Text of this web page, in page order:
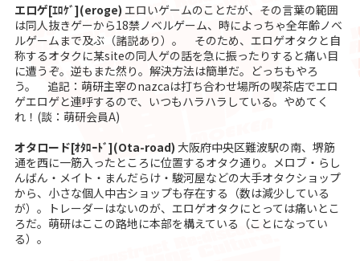
エロゲ[ｴﾛｹﾞ](eroge) エロいゲームのことだが、その言葉の範囲
は同人抜きゲーから18禁ノベルゲーム、時によっちゃ全年齢ノベ
ルゲームまで及ぶ（諸説あり）。 そのため、エロゲオタクと自
称するオタクに某siteの同人ゲの話を急に振ったりすると痛い目
に遭うぞ。逆もまた然り。解決方法は簡単だ。どっちもやろ
う。 追記：萌研主宰のnazcaは打ち合わせ場所の喫茶店でエロ
ゲエロゲと連呼するので、いつもハラハラしている。やめてく
れ！(談：萌研会員A)
オタロード[ｵﾀﾛｰﾄﾞ](Ota-road)大阪府中央区難波駅の南、堺筋
通を西に一筋入ったところに位置するオタク通り。メロブ・らし
んばん・メイト・まんだらけ・駿河屋などの大手オタクショップ
から、小さな個人中古ショップも存在する（数は減少している
が）。トレーダーはないのが、エロゲオタクにとっては痛いとこ
ろだ。萌研はここの路地に本部を構えている（ことになってい
る）。